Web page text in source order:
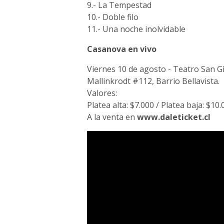
9.- La Tempestad
10.- Doble filo
11.- Una noche inolvidable
Casanova en vivo
Viernes 10 de agosto - Teatro San
Mallinkrodt #112, Barrio Bellavista.
Valores:
Platea alta: $7.000 / Platea baja:
A la venta en www.daleticket.cl